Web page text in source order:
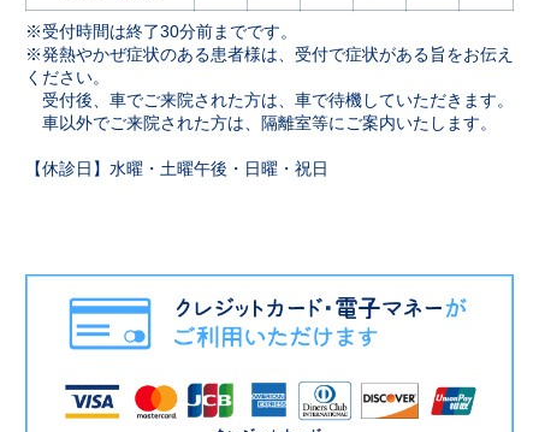
※受付時間は終了30分前までです。
※発熱やかぜ症状のある患者様は、受付で症状がある旨をお伝え
ください。
受付後、車でご来院された方は、車で待機していただきます。
車以外でご来院された方は、隔離室等にご案内いたします。
【休診日】水曜・土曜午後・日曜・祝日